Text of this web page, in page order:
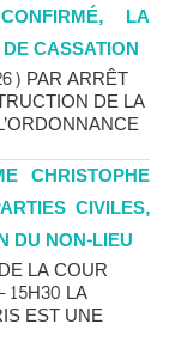
LA
CASSATION
PAR ARRÊT
DE LA
CHRISTOPHE
CIVILES,
DU NON-LIEU
LA COUR
15H30 LA
EST UNE